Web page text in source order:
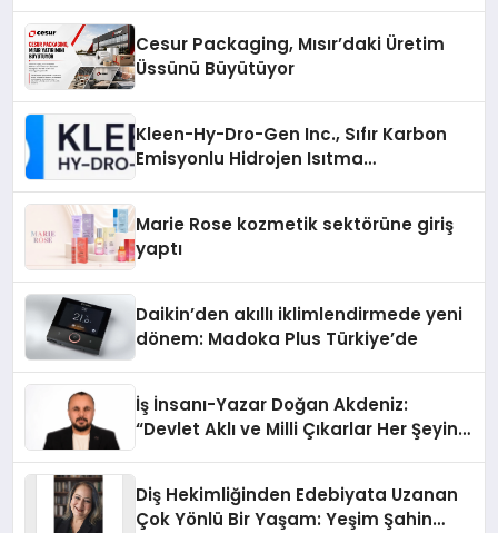
Cesur Packaging, Mısır’daki Üretim
Üssünü Büyütüyor
Kleen-Hy-Dro-Gen Inc., Sıfır Karbon
Emisyonlu Hidrojen Isıtma
Marie Rose kozmetik sektörüne giriş
yaptı
Daikin’den akıllı iklimlendirmede yeni
dönem: Madoka Plus Türkiye’de
İş İnsanı-Yazar Doğan Akdeniz:
“Devlet Aklı ve Milli Çıkarlar Her Şeyin
Diş Hekimliğinden Edebiyata Uzanan
Çok Yönlü Bir Yaşam: Yeşim Şahin